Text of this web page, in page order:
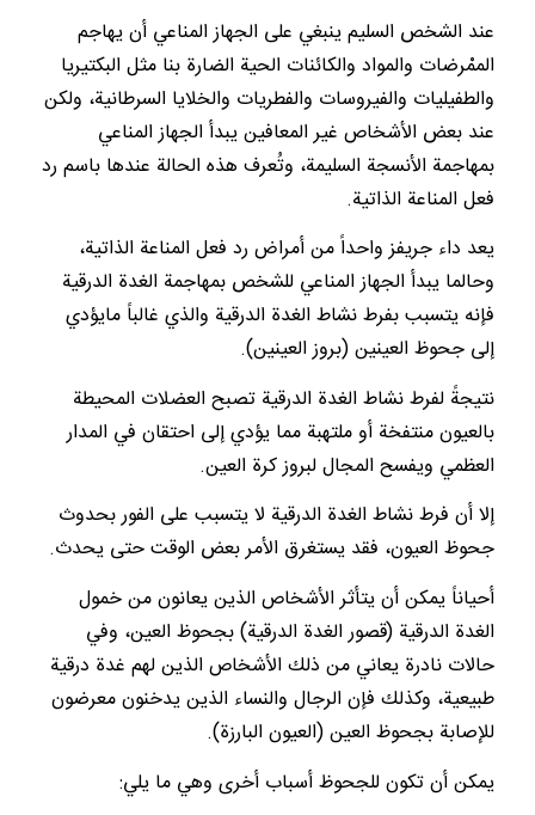
عند الشخص السليم ينبغي على الجهاز المناعي أن يهاجم
الممْرضات والمواد والكائنات الحية الضارة بنا مثل البكتيريا
والطفيليات والفيروسات والفطريات والخلايا السرطانية، ولكن
عند بعض الأشخاص غير المعافين يبدأ الجهاز المناعي
بمهاجمة الأنسجة السليمة، وتُعرف هذه الحالة عندها باسم رد
فعل المناعة الذاتية.
يعد داء جريفز واحداً من أمراض رد فعل المناعة الذاتية،
وحالما يبدأ الجهاز المناعي للشخص بمهاجمة الغدة الدرقية
فإنه يتسبب بفرط نشاط الغدة الدرقية والذي غالباً مايؤدي
إلى جحوظ العينين (بروز العينين).
نتيجةً لفرط نشاط الغدة الدرقية تصبح العضلات المحيطة
بالعيون منتفخة أو ملتهبة مما يؤدي إلى احتقان في المدار
العظمي ويفسح المجال لبروز كرة العين.
إلا أن فرط نشاط الغدة الدرقية لا يتسبب على الفور بحدوث
جحوظ العيون، فقد يستغرق الأمر بعض الوقت حتى يحدث.
أحياناً يمكن أن يتأثر الأشخاص الذين يعانون من خمول
الغدة الدرقية (قصور الغدة الدرقية) بجحوظ العين، وفي
حالات نادرة يعاني من ذلك الأشخاص الذين لهم غدة درقية
طبيعية، وكذلك فإن الرجال والنساء الذين يدخنون معرضون
للإصابة بجحوظ العين (العيون البارزة).
يمكن أن تكون للجحوظ أسباب أخرى وهي ما يلي: